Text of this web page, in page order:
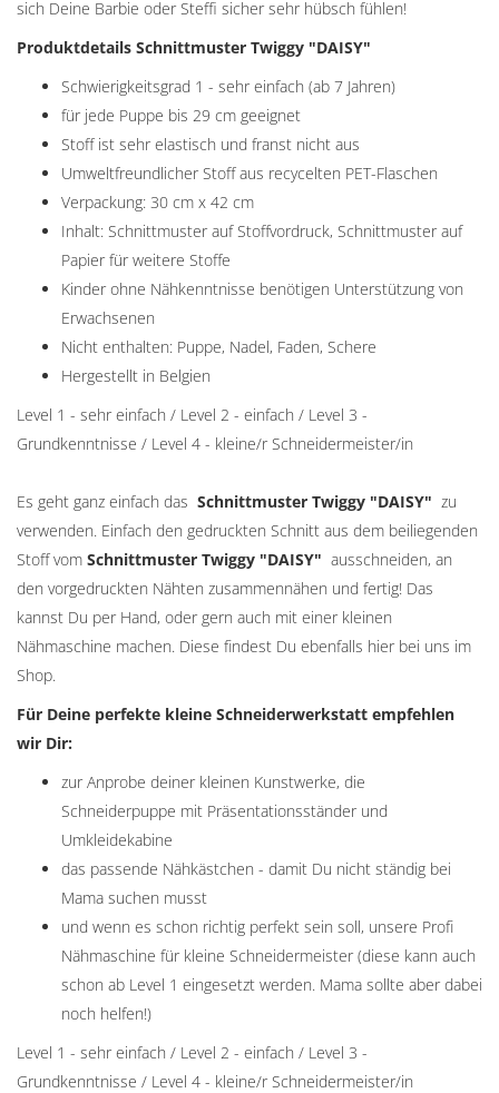
sich Deine Barbie oder Steffi sicher sehr hübsch fühlen!
Produktdetails Schnittmuster Twiggy "DAISY"
Schwierigkeitsgrad 1 - sehr einfach (ab 7 Jahren)
für jede Puppe bis 29 cm geeignet
Stoff ist sehr elastisch und franst nicht aus
Umweltfreundlicher Stoff aus recycelten PET-Flaschen
Verpackung: 30 cm x 42 cm
Inhalt: Schnittmuster auf Stoffvordruck, Schnittmuster auf
Papier für weitere Stoffe
Kinder ohne Nähkenntnisse benötigen Unterstützung von
Erwachsenen
Nicht enthalten: Puppe, Nadel, Faden, Schere
Hergestellt in Belgien
Level 1 - sehr einfach / Level 2 - einfach / Level 3 -
Grundkenntnisse / Level 4 - kleine/r Schneidermeister/in
Es geht ganz einfach das Schnittmuster Twiggy "DAISY" zu
verwenden. Einfach den gedruckten Schnitt aus dem beiliegenden
Stoff vom Schnittmuster Twiggy "DAISY" ausschneiden, an
den vorgedruckten Nähten zusammennähen und fertig! Das
kannst Du per Hand, oder gern auch mit einer kleinen
Nähmaschine machen. Diese findest Du ebenfalls hier bei uns im
Shop.
Für Deine perfekte kleine Schneiderwerkstatt empfehlen
wir Dir:
zur Anprobe deiner kleinen Kunstwerke, die
Schneiderpuppe mit Präsentationsständer und
Umkleidekabine
das passende Nähkästchen - damit Du nicht ständig bei
Mama suchen musst
und wenn es schon richtig perfekt sein soll, unsere Profi
Nähmaschine für kleine Schneidermeister (diese kann auch
schon ab Level 1 eingesetzt werden. Mama sollte aber dabei
noch helfen!)
Level 1 - sehr einfach / Level 2 - einfach / Level 3 -
Grundkenntnisse / Level 4 - kleine/r Schneidermeister/in